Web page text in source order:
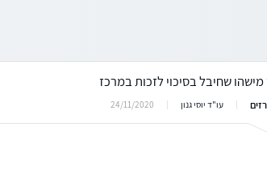
שחיבל בסיכוי לזכות במרכז
עו"ד יוסי גנון 24/11/2020